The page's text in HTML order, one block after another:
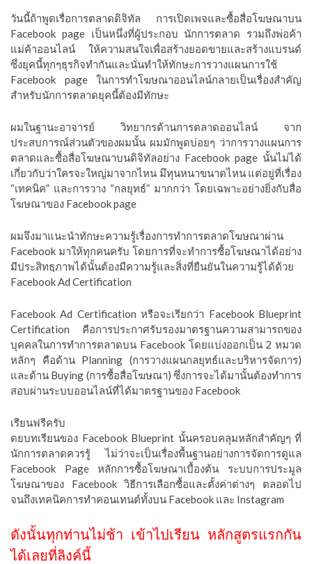
วันนี้ถ้าพูดเรื่อการตลาดดิจิทัล การเปิดเพจและซื้อสื่อโฆษณาบน
Facebook page เป็นหนึ่งที่ผู้ประกอบ นักการตลาด รวมถึงพ่อค้า
แม่ค้าออนไลน์ ให้ความสนใจเพื่อสร้างยอดขายและสร้างแบรนด์
ซึ่งยุคนี้ทุกๆธุรกิจทำกันและนั่นทำให้ทักษะการวางแผนการใช้
Facebook page ในการทำโฆษณาออนไลน์กลายเป็นเรื่องสำคัญ
สำหรับนักการตลาดยุคนี้ต้องมีทักษะ
ผมในฐานะอาจารย์ วิทยากรด้านการตลาดออนไลน์ จาก
ประสบการณ์ส่วนตัวของผมนั้น ผมมักพูดบ่อยๆ ว่าการวางแผนการ
ตลาดและซื้อสื่อโฆษณาบนดิจิทัลอย่าง Facebook page นั้นไม่ได้
เกี่ยวกับว่าใครจะใหญ่มาจากไหน มึทุนหนาขนาดไหน แต่อยู่ที่เรื่อง
“เทคนิค” และการวาง “กลยุทธ์” มากกว่า โดยเฉพาะอย่างยิ่งกับสื่อ
โฆษณาของ Facebook page
ผมจึงมาแนะนำทักษะความรู้เรื่องการทำการตลาดโฆษณาผ่าน
Facebook มาให้ทุกคนครับ โดยการที่จะทำการซื้อโฆษณาได้อย่าง
มีประสิทธฺภาพได้นั้นต้องมีความรู้และสิ่งที่ยืนยันในความรู้ได้ด้วย
Facebook Ad Certification
Facebook Ad Certification หรือจะเรียกว่า Facebook Blueprint
Certification คือการประกาศรับรองมาตรฐานความสามารถของ
บุคคลในการทำการตลาดบน Facebook โดยแบ่งออกเป็น 2 หมวด
หลักๆ คือด้าน Planning (การวางแผนกลยุทธ์และบริหารจัดการ)
และด้าน Buying (การซื้อสื่อโฆษณา) ซึ่งการจะได้มานั้นต้องทำการ
สอบผ่านระบบออนไลน์ที่ได้มาตรฐานของ Facebook
เรียนฟรีครับ
ดยบทเรียนของ Facebook Blueprint นั้นครอบคลุมหลักสำคัญๆ ที่
นักการตลาดควรรู้ ไม่ว่าจะเป็นเรื่องพื้นฐานอย่างการจัดการดูแล
Facebook Page หลักการซื้อโฆษณาเบื้องต้น ระบบการประมูล
โฆษณาของ Facebook วิธีการเลือกซื้อและตั้งค่าต่างๆ ตลอดไป
จนถึงเทคนิคการทำคอนเทนต์ทั้งบน Facebook และ Instagram
ดังนั้นทุกท่านไม่ช้า เข้าไปเรียน หลักสูตรแรกกัน
ได้เลยที่ลิงค์นี้